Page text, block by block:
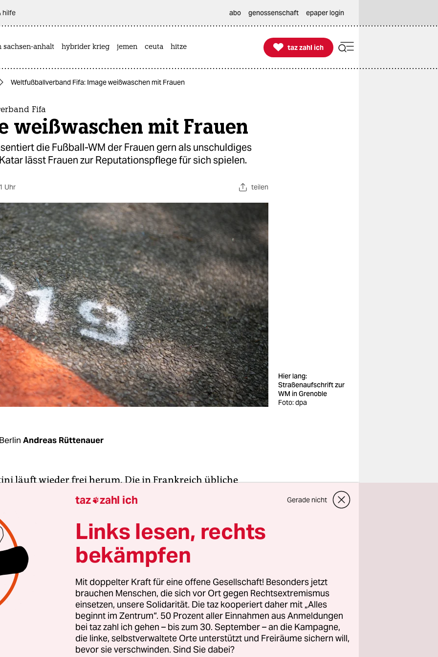
hilfe abo genossenschaft epaper login
sachsen-anhalt hybrider krieg jemen ceuta hitze 
taz zahl ich
taz zahl ich
Weltfußballverband Fifa: Image weißwaschen mit Frauen
Fifa
weißwaschen mit Frauen
die Fußball-WM der Frauen gern als unschuldiges
lässt Frauen zur Reputationspflege für sich spielen.
Uhr teilen
Hier lang:
Straßenaufschrift zur
WM in Grenoble
Foto: dpa
Andreas Rüttenauer
läuft wieder frei herum. Die in Frankreich übliche
Zeugen zwecks Vernehmung in Gewahrsam zu
für den ehemaligen Präsidenten der Europäischen
nach ein paar Stunden schon wieder zu Ende
. Nichts
sei dabei herausgekommen, meinte der Franzose selbst.
er durchaus recht haben. Dass die Vergabe der Männer-
Katar nicht ganz sauber gewesen ist, das weiß man weiß
Zurück also zur Frauen-WM.
Weltverband Fifa selbst ja gern als unschuldiges Kind
Hier wird aus der Fußball-Mafia glatt eine NGO und weil
des Frauenfußballs so wichtig ist für die Entwicklung
Gesellschaften, darf Fifa-Boss Infantino am Tag des
taz zahl ich Gerade nicht
Links lesen, rechts
bekämpfen
Mit doppelter Kraft für eine offene Gesellschaft! Besonders jetzt
brauchen Menschen, die sich vor Ort gegen Rechtsextremismus
einsetzen, unsere Solidarität. Die taz kooperiert daher mit „Alles
beginnt im Zentrum“. 50 Prozent aller Einnahmen aus Anmeldungen
bei taz zahl ich gehen – bis zum 30. September – an die Kampagne,
die linke, selbstverwaltete Orte unterstützt und Freiräume sichern will,
bevor sie verschwinden. Sind Sie dabei?